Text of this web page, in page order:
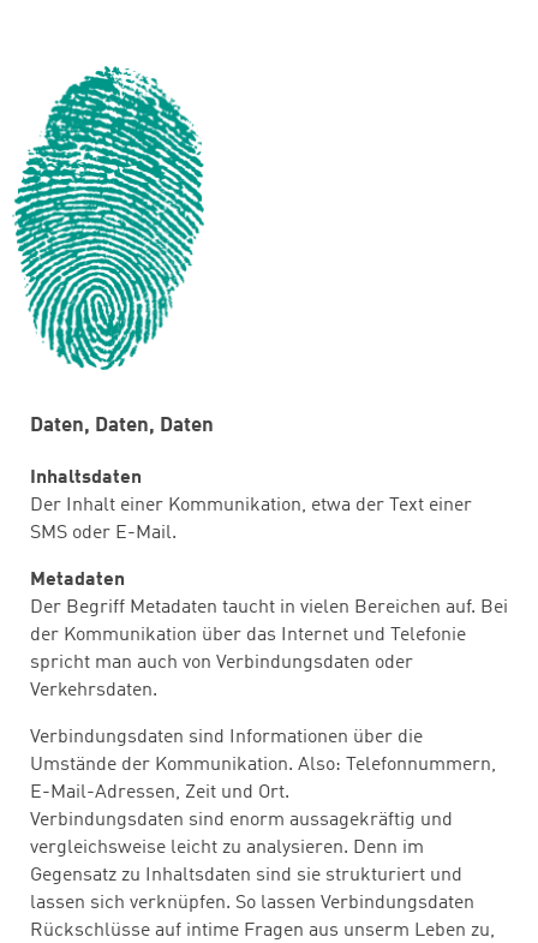
Daten, Daten, Daten
Inhaltsdaten
Der Inhalt einer Kommunikation, etwa der Text einer
SMS oder E-Mail.
Metadaten
Der Begriff Metadaten taucht in vielen Bereichen auf. Bei
der Kommunikation über das Internet und Telefonie
spricht man auch von Verbindungsdaten oder
Verkehrsdaten.
Verbindungsdaten sind Informationen über die
Umstände der Kommunikation. Also: Telefonnummern,
E-Mail-Adressen, Zeit und Ort.
Verbindungsdaten sind enorm aussagekräftig und
vergleichsweise leicht zu analysieren. Denn im
Gegensatz zu Inhaltsdaten sind sie strukturiert und
lassen sich verknüpfen. So lassen Verbindungsdaten
Rückschlüsse auf intime Fragen aus unserm Leben zu,